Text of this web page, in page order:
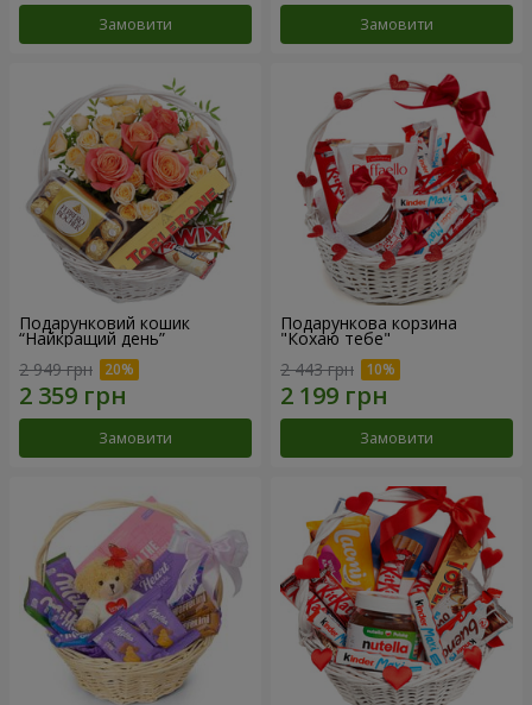
Замовити Замовити
Подарунковий кошик
“Найкращий день”
2 949 грн
Замовити
Подарункова корзина
"Кохаю тебе"
2 443 грн
Замовити